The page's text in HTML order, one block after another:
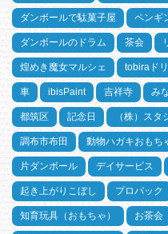
ダンボールで駄菓子屋 ペンギ
ダンボールのドラム 茶会
煌めき魔女マルシェ tobiraド
車 ibisPaint 吉祥寺 み
都筑区 記念日 （株）スタ
調布市布田 動物ハガキおもち
片ダンボール デイサービス
起き上がりこぼし プロパック
知育玩具（おもちゃ） お茶会